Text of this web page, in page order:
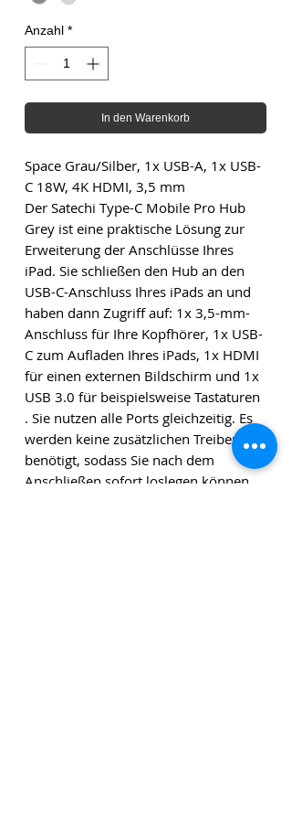
Anzahl *
In den Warenkorb
Space Grau/Silber, 1x USB-A, 1x USB-
C 18W, 4K HDMI, 3,5 mm
Der Satechi Type-C Mobile Pro Hub
Grey ist eine praktische Lösung zur
Erweiterung der Anschlüsse Ihres
iPad. Sie schließen den Hub an den
USB-C-Anschluss Ihres iPads an und
haben dann Zugriff auf: 1x 3,5-mm-
Anschluss für Ihre Kopfhörer, 1x USB-
C zum Aufladen Ihres iPads, 1x HDMI
für einen externen Bildschirm und 1x
USB 3.0 für beispielsweise Tastaturen
. Sie nutzen alle Ports gleichzeitig. Es
werden keine zusätzlichen Treiber
benötigt, sodass Sie nach dem
Anschließen sofort loslegen können.